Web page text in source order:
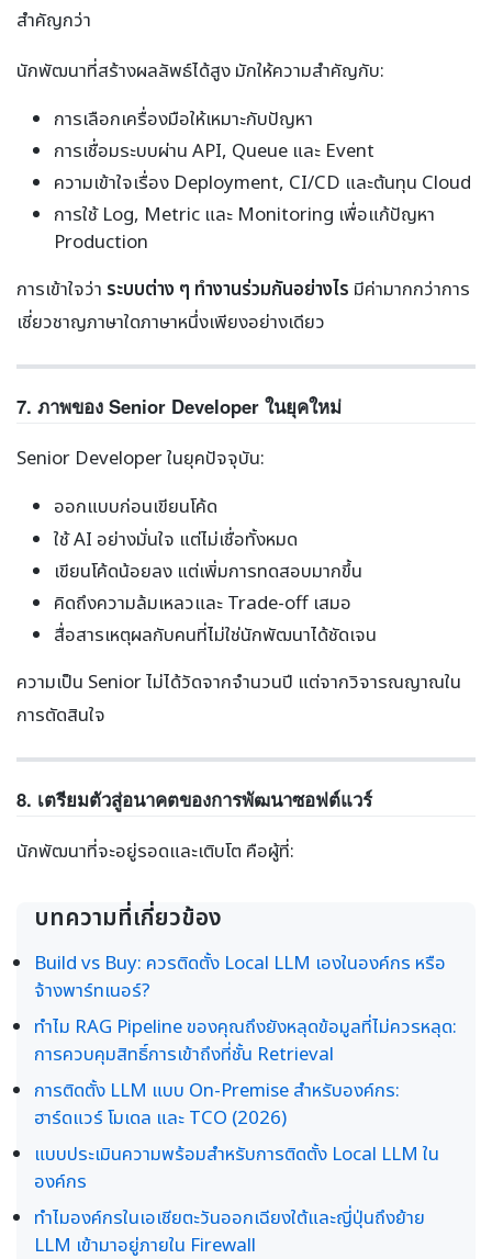
สำคัญกว่า
นักพัฒนาที่สร้างผลลัพธ์ได้สูง มักให้ความสำคัญกับ:
การเลือกเครื่องมือให้เหมาะกับปัญหา
การเชื่อมระบบผ่าน API, Queue และ Event
ความเข้าใจเรื่อง Deployment, CI/CD และต้นทุน Cloud
การใช้ Log, Metric และ Monitoring เพื่อแก้ปัญหา
Production
การเข้าใจว่า ระบบต่าง ๆ ทำงานร่วมกันอย่างไร มีค่ามากกว่าการ
เชี่ยวชาญภาษาใดภาษาหนึ่งเพียงอย่างเดียว
7. ภาพของ Senior Developer ในยุคใหม่
Senior Developer ในยุคปัจจุบัน:
ออกแบบก่อนเขียนโค้ด
ใช้ AI อย่างมั่นใจ แต่ไม่เชื่อทั้งหมด
เขียนโค้ดน้อยลง แต่เพิ่มการทดสอบมากขึ้น
คิดถึงความล้มเหลวและ Trade-off เสมอ
สื่อสารเหตุผลกับคนที่ไม่ใช่นักพัฒนาได้ชัดเจน
ความเป็น Senior ไม่ได้วัดจากจำนวนปี แต่จากวิจารณญาณใน
การตัดสินใจ
8. เตรียมตัวสู่อนาคตของการพัฒนาซอฟต์แวร์
นักพัฒนาที่จะอยู่รอดและเติบโต คือผู้ที่:
บทความที่เกี่ยวข้อง
Build vs Buy: ควรติดตั้ง Local LLM เองในองค์กร หรือ
จ้างพาร์ทเนอร์?
ทำไม RAG Pipeline ของคุณถึงยังหลุดข้อมูลที่ไม่ควรหลุด:
การควบคุมสิทธิ์การเข้าถึงที่ชั้น Retrieval
การติดตั้ง LLM แบบ On-Premise สำหรับองค์กร:
ฮาร์ดแวร์ โมเดล และ TCO (2026)
แบบประเมินความพร้อมสำหรับการติดตั้ง Local LLM ใน
องค์กร
ทำไมองค์กรในเอเชียตะวันออกเฉียงใต้และญี่ปุ่นถึงย้าย
LLM เข้ามาอยู่ภายใน Firewall